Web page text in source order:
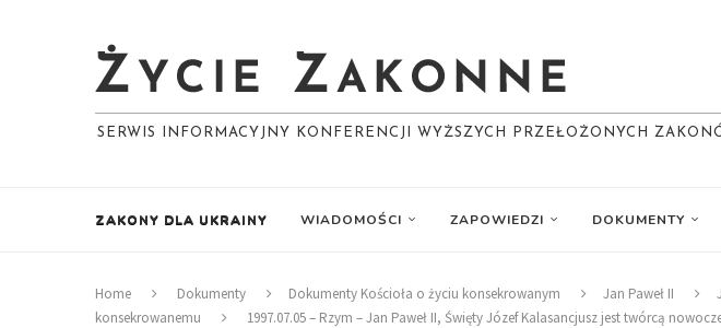
SERWIS INFORMACYJNY KONFERENCJI WYŻSZYCH PRZEŁOŻONYCH
ZAKONY DLA UKRAINY WIADOMOŚCI ZAPOWIEDZI DOKUMENTY
Home Dokumenty Dokumenty Kościoła o życiu konsekrowanym Jan Paweł II
konsekrowanemu
1997.07.05 – Rzym – Jan Paweł II, Święty Józef Kalasancjusz jest twórcą